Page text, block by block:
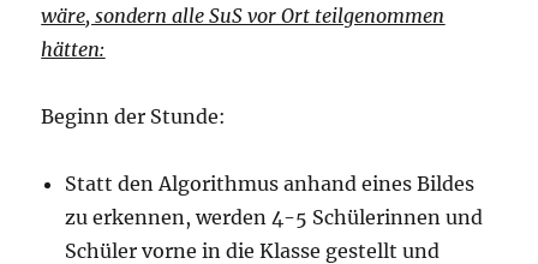
wäre, sondern alle SuS vor Ort teilgenommen
hätten:
Beginn der Stunde:
Statt den Algorithmus anhand eines Bildes
zu erkennen, werden 4-5 Schülerinnen und
Schüler vorne in die Klasse gestellt und